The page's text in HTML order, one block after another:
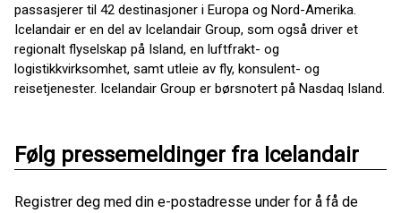
passasjerer til 42 destinasjoner i Europa og Nord-Amerika.
Icelandair er en del av Icelandair Group, som også driver et
regionalt flyselskap på Island, en luftfrakt- og
logistikkvirksomhet, samt utleie av fly, konsulent- og
reisetjenester. Icelandair Group er børsnotert på Nasdaq Island.
Følg pressemeldinger fra Icelandair
Registrer deg med din e-postadresse under for å få de